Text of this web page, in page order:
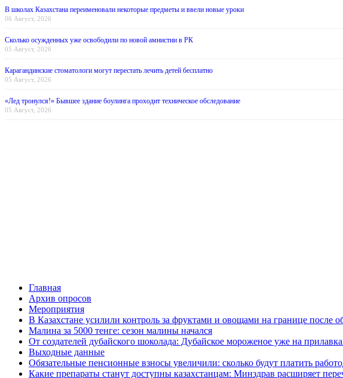
В школах Казахстана переименовали некоторые предметы и ввели новые уроки
06 Август, 2026
Сколько осужденных уже освободили по новой амнистии в РК
05 Август, 2026
Карагандинские стоматологи могут перестать лечить детей бесплатно
05 Август, 2026
«Лед тронулся!» Бывшее здание боулинга проходит техническое обследование
05 Август, 2026
Главная
Архив опросов
Мероприятия
В Казахстане усилили контроль за фруктами и овощами на границе после
Малина за 5000 тенге: сезон малины начался
От создателей дубайского шоколада: Дубайское мороженое уже на
Выходные данные
Обязательные пенсионные взносы увеличили: сколько будут платить
Какие препараты станут доступны казахстанцам: Минздрав расширяет